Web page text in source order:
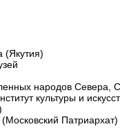
(Якутия)
народов Севера,
культуры и
Патриархат)